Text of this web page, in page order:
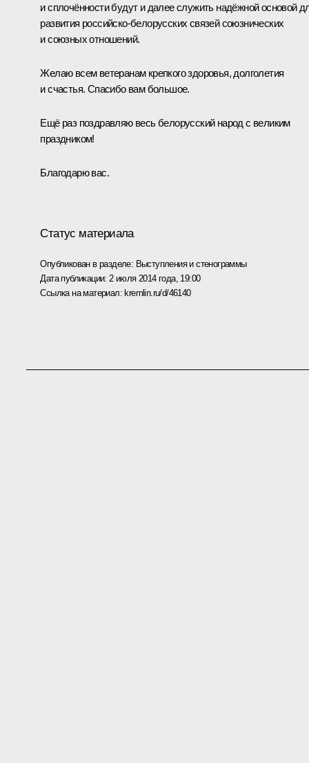
и сплочённости будут и далее служить надёжной основой
развития российско-белорусских связей союзнических
и союзных отношений.
Желаю всем ветеранам крепкого здоровья, долголетия
и счастья. Спасибо вам большое.
Ещё раз поздравляю весь белорусский народ с великим
праздником!
Благодарю вас.
Статус материала
Опубликован в разделе: Выступления и стенограммы
Дата публикации: 2 июля 2014 года, 19:00
Ссылка на материал:kremlin.ru/d/46140